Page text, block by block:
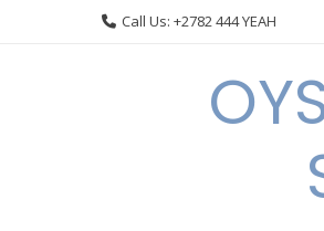
Call Us: +2782 444 YEAH